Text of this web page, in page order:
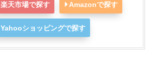
楽天市場で探す Amazonで探す
Yahooショッピングで探す